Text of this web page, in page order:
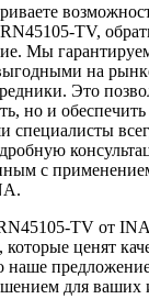
TV,
Мы
на
Это
но и
специалисты
с
TV от
ценят
предложение
для ваших